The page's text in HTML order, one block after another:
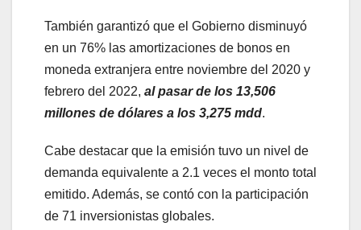
También garantizó que el Gobierno disminuyó
en un 76% las amortizaciones de bonos en
moneda extranjera entre noviembre del 2020 y
febrero del 2022, al pasar de los 13,506
millones de dólares a los 3,275 mdd.
Cabe destacar que la emisión tuvo un nivel de
demanda equivalente a 2.1 veces el monto total
emitido. Además, se contó con la participación
de 71 inversionistas globales.